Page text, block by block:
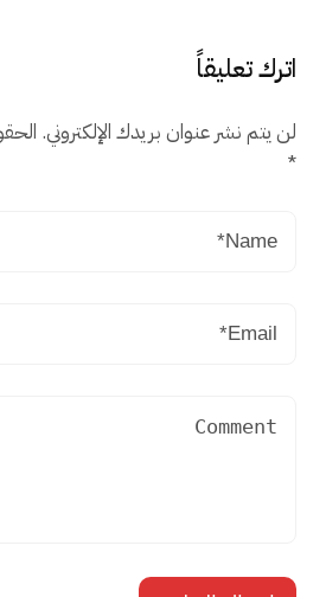
اترك تعليقاً
لن يتم نشر عنوان بريدك الإلكتروني.
*